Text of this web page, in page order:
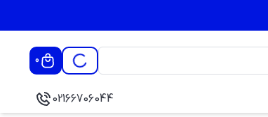
0
02166706044